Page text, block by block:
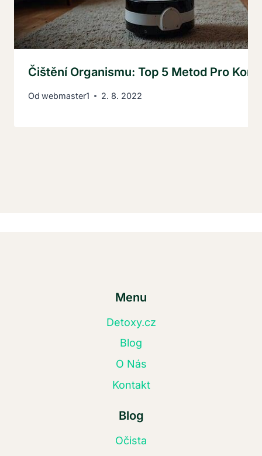
Čištění Organismu: Top 5 Metod Pro
Od webmaster1 2. 8. 2022
Menu
Detoxy.cz
Blog
O Nás
Kontakt
Blog
Očista